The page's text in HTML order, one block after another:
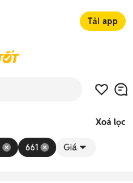
Tải app
Xoá lọc
661 Giá